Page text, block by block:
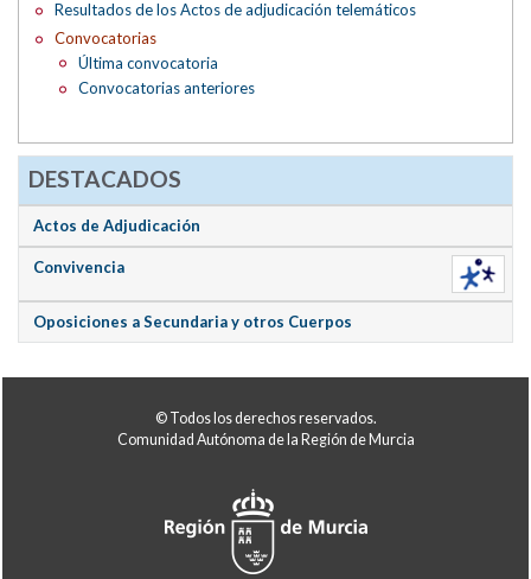
Resultados de los Actos de adjudicación telemáticos
Convocatorias
Última convocatoria
Convocatorias anteriores
DESTACADOS
Actos de Adjudicación
Convivencia
Oposiciones a Secundaria y otros Cuerpos
© Todos los derechos reservados.
Comunidad Autónoma de la Región de Murcia